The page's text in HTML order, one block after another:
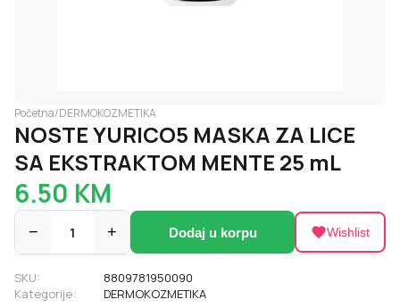
Početna/DERMOKOZMETIKA
NOSTE YURICO5 MASKA ZA LICE
SA EKSTRAKTOM MENTE 25 mL
6.50 KM
− 1 + Dodaj u korpu Wishlist
SKU:
8809781950090
Kategorije:
DERMOKOZMETIKA